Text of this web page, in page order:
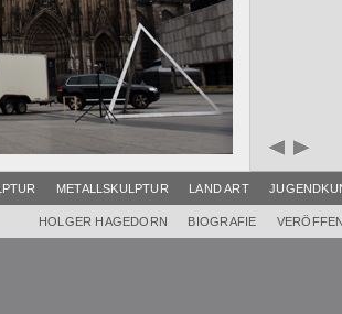
METALLSKULPTUR LAND ART
HOLGER HAGEDORN BIOGRAFIE